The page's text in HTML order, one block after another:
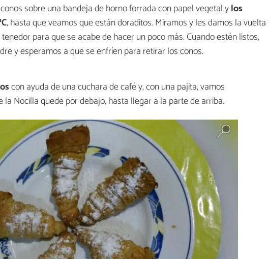
sobre una bandeja de horno forrada con papel vegetal ylos
, hasta que veamos que están doraditos. Miramos y les damos la vuelta
para que se acabe de hacer un poco más. Cuando estén listos,
y esperamos a que se enfríen para retirar los conos.
con ayuda de una cuchara de café y, con una pajita, vamos
la Nocilla quede por debajo, hasta llegar a la parte de arriba.